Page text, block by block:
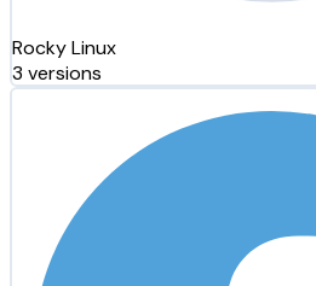
Rocky Linux
3 versions